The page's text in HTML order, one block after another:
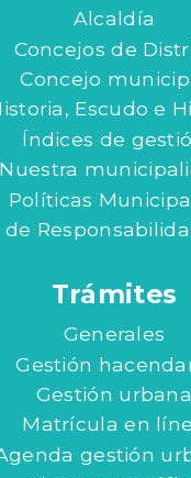
Alcaldía
Concejos de
Concejo
Escudo e
Índices de
Nuestra
Políticas
de
Trámites
Generales
Gestión
Gestión urbana
Matrícula en
gestión